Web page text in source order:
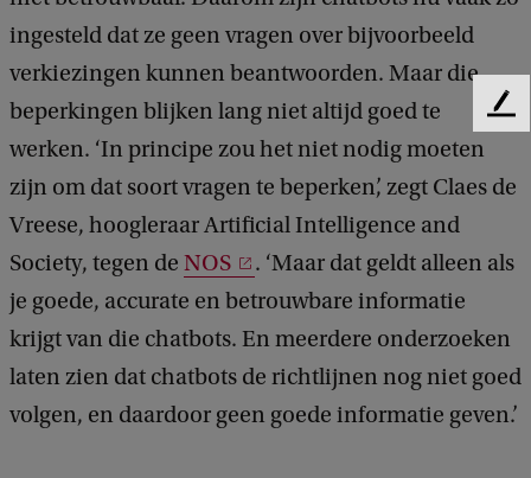
ingesteld dat ze geen vragen over bijvoorbeeld
verkiezingen kunnen beantwoorden. Maar die
beperkingen blijken lang niet altijd goed te
werken. ‘In principe zou het niet nodig moeten
zijn om dat soort vragen te beperken’, zegt Claes de
Vreese, hoogleraar Artificial Intelligence and
Society, tegen de NOS
. ‘Maar dat geldt alleen als
je goede, accurate en betrouwbare informatie
krijgt van die chatbots. En meerdere onderzoeken
laten zien dat chatbots de richtlijnen nog niet goed
volgen, en daardoor geen goede informatie geven.’
F
d
c